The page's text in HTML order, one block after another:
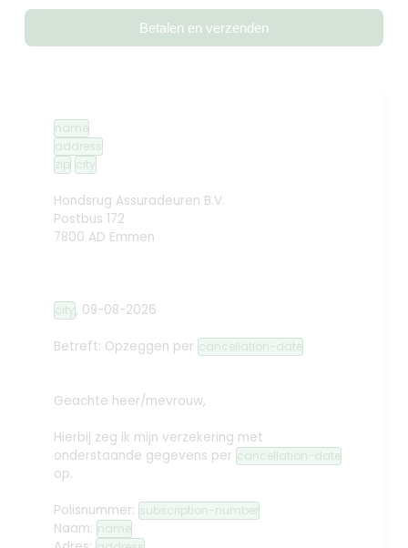
Betalen en verzenden
name
address
zip city
Hondsrug Assuradeuren B.V.
Postbus 172
7800 AD Emmen
city, 09-08-2026
Betreft: Opzeggen per cancellation-date
Geachte heer/mevrouw,
Hierbij zeg ik mijn verzekering met
onderstaande gegevens per cancellation-date
op.
Polisnummer: subscription-number
Naam: name